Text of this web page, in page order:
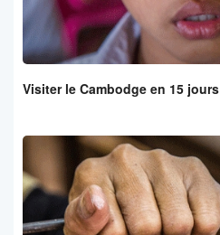
Visiter le Cambodge en 15 jours